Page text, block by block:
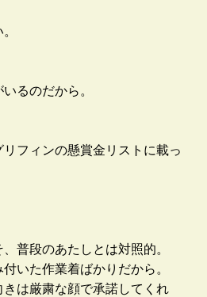
るのだから。
フィンの懸賞金リストに載っ
普段のあたしとは対照的。
いた作業着ばかりだから。
は厳粛な顔で承諾してくれ